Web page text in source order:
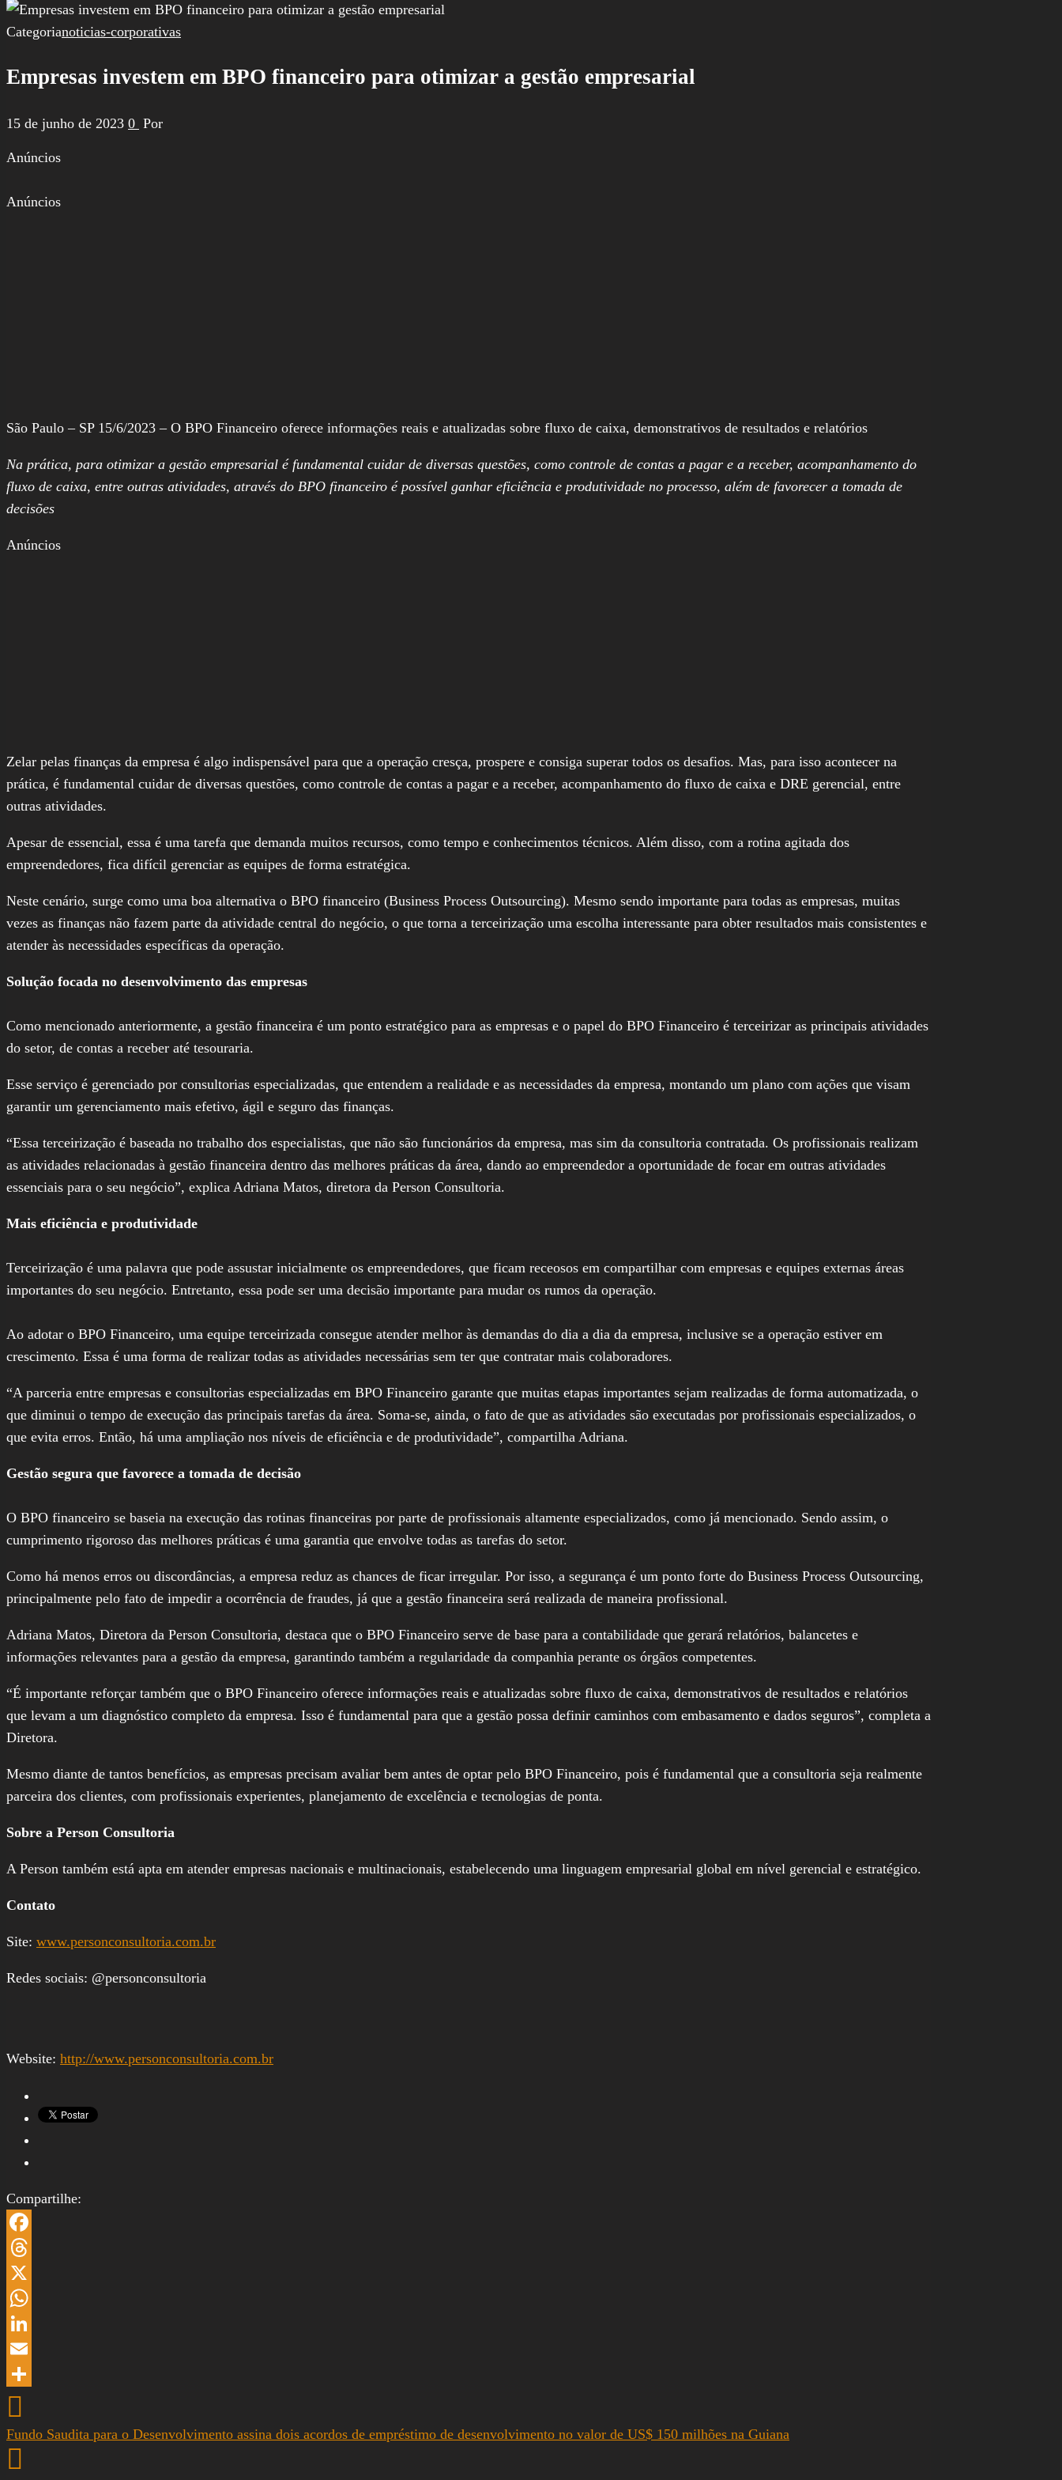
por:
Categorianoticias-corporativas
Empresas investem em BPO financeiro para otimizar a gestão empresarial
15 de junho de 2023 0 Por
Anúncios
Anúncios
São Paulo – SP 15/6/2023 – O BPO Financeiro oferece informações reais e atualizadas sobre fluxo de caixa, demonstrativos de resultados e relatórios
Na prática, para otimizar a gestão empresarial é fundamental cuidar de diversas questões, como controle de contas a pagar e a receber, acompanhamento do
fluxo de caixa, entre outras atividades, através do BPO financeiro é possível ganhar eficiência e produtividade no processo, além de favorecer a tomada de
decisões
Anúncios
Zelar pelas finanças da empresa é algo indispensável para que a operação cresça, prospere e consiga superar todos os desafios. Mas, para isso acontecer na
prática, é fundamental cuidar de diversas questões, como controle de contas a pagar e a receber, acompanhamento do fluxo de caixa e DRE gerencial, entre
outras atividades.
Apesar de essencial, essa é uma tarefa que demanda muitos recursos, como tempo e conhecimentos técnicos. Além disso, com a rotina agitada dos
empreendedores, fica difícil gerenciar as equipes de forma estratégica.
Neste cenário, surge como uma boa alternativa o BPO financeiro (Business Process Outsourcing). Mesmo sendo importante para todas as empresas, muitas
vezes as finanças não fazem parte da atividade central do negócio, o que torna a terceirização uma escolha interessante para obter resultados mais consistentes e
atender às necessidades específicas da operação.
Solução focada no desenvolvimento das empresas
Como mencionado anteriormente, a gestão financeira é um ponto estratégico para as empresas e o papel do BPO Financeiro é terceirizar as principais atividades
do setor, de contas a receber até tesouraria.
Esse serviço é gerenciado por consultorias especializadas, que entendem a realidade e as necessidades da empresa, montando um plano com ações que visam
garantir um gerenciamento mais efetivo, ágil e seguro das finanças.
“Essa terceirização é baseada no trabalho dos especialistas, que não são funcionários da empresa, mas sim da consultoria contratada. Os profissionais realizam
as atividades relacionadas à gestão financeira dentro das melhores práticas da área, dando ao empreendedor a oportunidade de focar em outras atividades
essenciais para o seu negócio”, explica Adriana Matos, diretora da Person Consultoria.
Mais eficiência e produtividade
Terceirização é uma palavra que pode assustar inicialmente os empreendedores, que ficam receosos em compartilhar com empresas e equipes externas áreas
importantes do seu negócio. Entretanto, essa pode ser uma decisão importante para mudar os rumos da operação.
Ao adotar o BPO Financeiro, uma equipe terceirizada consegue atender melhor às demandas do dia a dia da empresa, inclusive se a operação estiver em
crescimento. Essa é uma forma de realizar todas as atividades necessárias sem ter que contratar mais colaboradores.
“A parceria entre empresas e consultorias especializadas em BPO Financeiro garante que muitas etapas importantes sejam realizadas de forma automatizada, o
que diminui o tempo de execução das principais tarefas da área. Soma-se, ainda, o fato de que as atividades são executadas por profissionais especializados, o
que evita erros. Então, há uma ampliação nos níveis de eficiência e de produtividade”, compartilha Adriana.
Gestão segura que favorece a tomada de decisão
O BPO financeiro se baseia na execução das rotinas financeiras por parte de profissionais altamente especializados, como já mencionado. Sendo assim, o
cumprimento rigoroso das melhores práticas é uma garantia que envolve todas as tarefas do setor.
Como há menos erros ou discordâncias, a empresa reduz as chances de ficar irregular. Por isso, a segurança é um ponto forte do Business Process Outsourcing,
principalmente pelo fato de impedir a ocorrência de fraudes, já que a gestão financeira será realizada de maneira profissional.
Adriana Matos, Diretora da Person Consultoria, destaca que o BPO Financeiro serve de base para a contabilidade que gerará relatórios, balancetes e
informações relevantes para a gestão da empresa, garantindo também a regularidade da companhia perante os órgãos competentes.
“É importante reforçar também que o BPO Financeiro oferece informações reais e atualizadas sobre fluxo de caixa, demonstrativos de resultados e relatórios
que levam a um diagnóstico completo da empresa. Isso é fundamental para que a gestão possa definir caminhos com embasamento e dados seguros”, completa a
Diretora.
Mesmo diante de tantos benefícios, as empresas precisam avaliar bem antes de optar pelo BPO Financeiro, pois é fundamental que a consultoria seja realmente
parceira dos clientes, com profissionais experientes, planejamento de excelência e tecnologias de ponta.
Sobre a Person Consultoria
A Person também está apta em atender empresas nacionais e multinacionais, estabelecendo uma linguagem empresarial global em nível gerencial e estratégico.
Contato
Site: www.personconsultoria.com.br
Redes sociais: @personconsultoria
Website: http://www.personconsultoria.com.br
Compartilhe:
Facebook
Threads
X
WhatsApp
LinkedIn
Email
Share
Fundo Saudita para o Desenvolvimento assina dois acordos de empréstimo de desenvolvimento no valor de US$ 150 milhões na Guiana